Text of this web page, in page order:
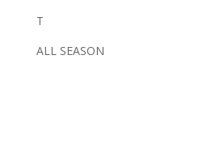
T
ALL SEASON